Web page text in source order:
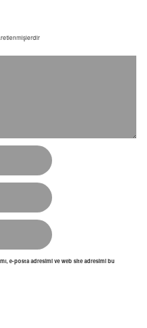
e-posta adresimi ve web site adresimi bu